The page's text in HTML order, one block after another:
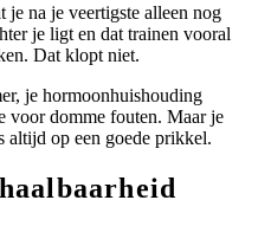
je na je veertigste alleen nog
je ligt en dat trainen vooral
Dat klopt niet.
je hormoonhuishouding
voor domme fouten. Maar je
altijd op een goede prikkel.